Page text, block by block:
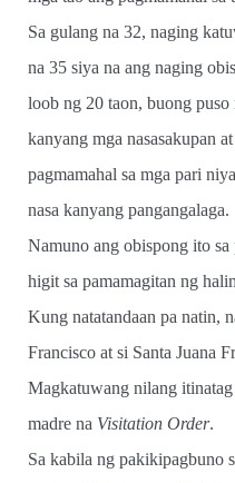
Sa gulang na 32, naging
na 35 siya na ang naging
loob ng 20 taon, buong
kanyang mga nasasakupan
pagmamahal sa mga pari
nasa kanyang pangangalaga.
Namuno ang obispong ito
higit sa pamamagitan ng
Kung natatandaan pa natin,
Francisco at si Santa Juana
Magkatuwang nilang
madre na Visitation Order.
Sa kabila ng pakikipagbuno